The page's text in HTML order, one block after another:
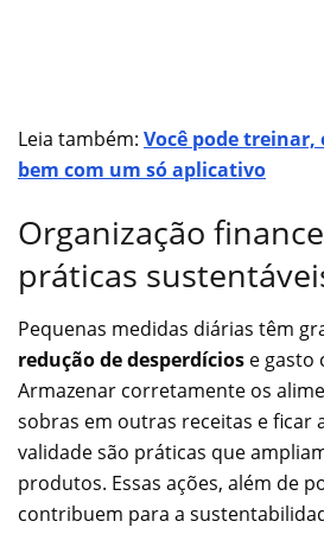
Leia também: Você pode treinar,
bem com um só aplicativo
Organização
práticas
Pequenas medidas diárias têm
redução de desperdícios e gasto
Armazenar corretamente os
sobras em outras receitas e ficar
validade são práticas que
produtos. Essas ações, além de
contribuem para a